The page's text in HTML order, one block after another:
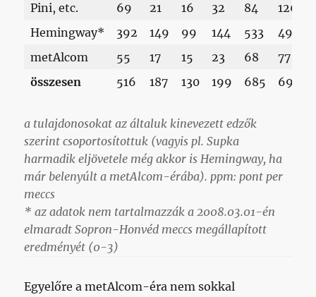
Pini, etc.
69 21 16 32 84 126
Hemingway*
392 149 99 144 533 494
metAlcom
55 17 15 23 68 77
összesen
516 187 130 199 685 697
a tulajdonosokat az általuk kinevezett edzők
szerint csoportosítottuk (vagyis pl. Supka
harmadik eljövetele még akkor is Hemingway, ha
már belenyúlt a metAlcom-érába). ppm: pont per
meccs
* az adatok nem tartalmazzák a 2008.03.01-én
elmaradt Sopron-Honvéd meccs megállapított
eredményét (0-3)
Egyelőre a metAlcom-éra nem sokkal